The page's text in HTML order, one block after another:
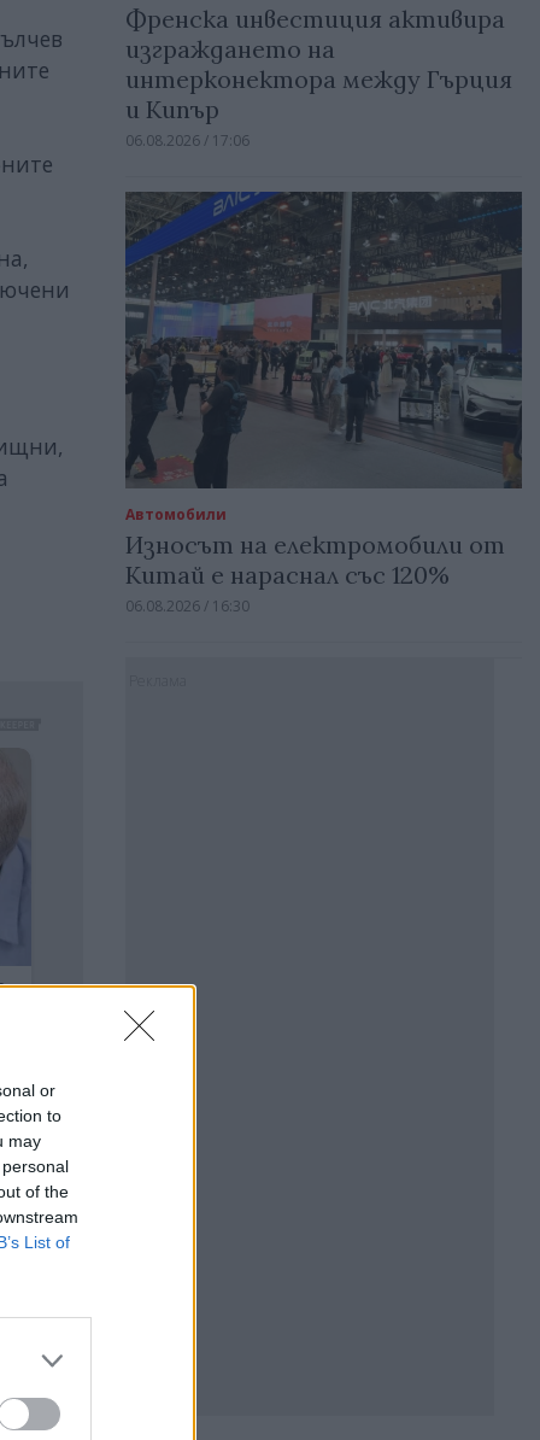
or
to
may
of the
List of
Френска инвестиция активира
изграждането на
интерконектора между Гърция
и Кипър
06.08.2026 / 17:06
Автомобили
Износът на електромобили от
Китай е нараснал със 120%
06.08.2026 / 16:30